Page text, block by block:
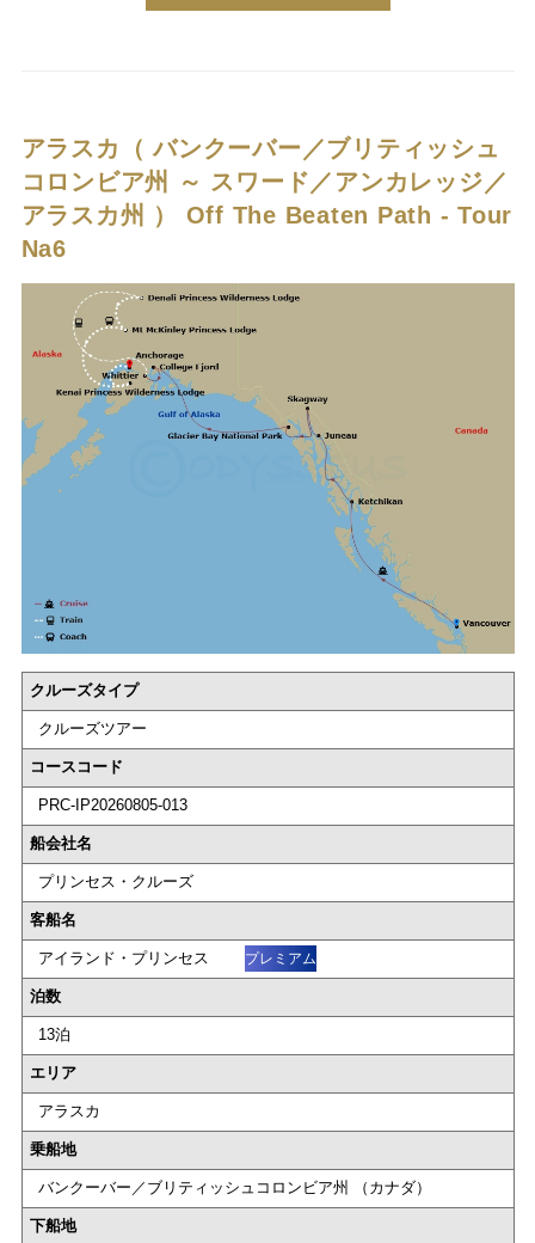
アラスカ（ バンクーバー／ブリティッシュ
コロンビア州 ～ スワード／アンカレッジ／
アラスカ州 ） Off The Beaten Path - Tour
Na6
クルーズタイプ
クルーズツアー
コースコード
PRC-IP20260805-013
船会社名
プリンセス・クルーズ
客船名
アイランド・プリンセス プレミアム
泊数
13泊
エリア
アラスカ
乗船地
バンクーバー／ブリティッシュコロンビア州 （カナダ）
下船地